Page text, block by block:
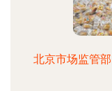
北京市场监管